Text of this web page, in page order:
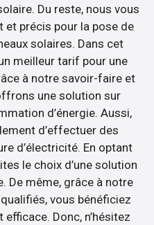
Du reste, nous vous
et précis pour la pose de
solaires. Dans cet
meilleur tarif pour une
à notre savoir-faire et
une solution sur
d’énergie. Aussi,
d’effectuer des
d’électricité. En optant
le choix d’une solution
De même, grâce à notre
vous bénéficiez
Donc, n’hésitez